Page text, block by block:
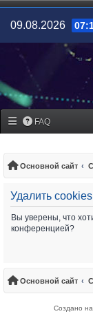
09.08.2026
FAQ
Основной сайт
Удалить cookies
Вы уверены, что
конференцией?
Основной сайт
Создано